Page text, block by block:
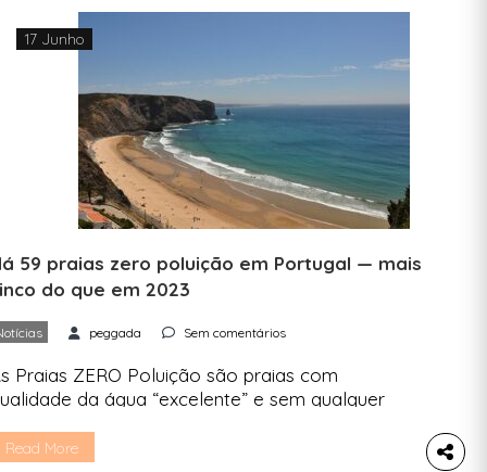
17 Junho
59 praias zero poluição em Portugal — mais
do que em 2023
peggada Sem comentários
Praias ZERO Poluição são praias com
da água “excelente” e sem qualquer
feitas às águas balneares nas últimas três
Read More